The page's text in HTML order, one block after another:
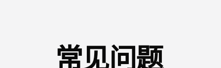
Read
常见问题